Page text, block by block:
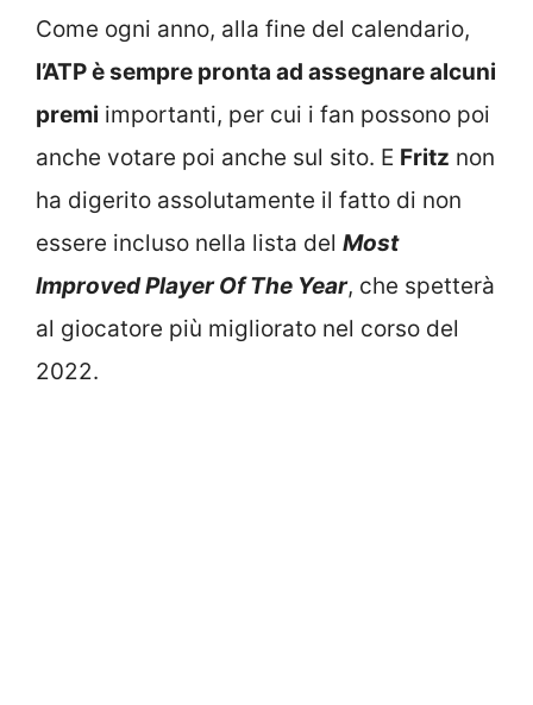
Come ogni anno, alla fine del calendario,
l’ATP è sempre pronta ad assegnare alcuni
premi importanti, per cui i fan possono poi
anche votare poi anche sul sito. E Fritz non
ha digerito assolutamente il fatto di non
essere incluso nella lista del Most
Improved Player Of The Year, che spetterà
al giocatore più migliorato nel corso del
2022.